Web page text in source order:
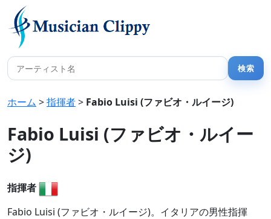
ホーム >指揮者> Fabio Luisi (ファビオ・ルイージ)
Fabio Luisi (ファビオ・ルイー
ジ)
指揮者
Fabio Luisi (ファビオ・ルイージ)。イタリアの男性指揮